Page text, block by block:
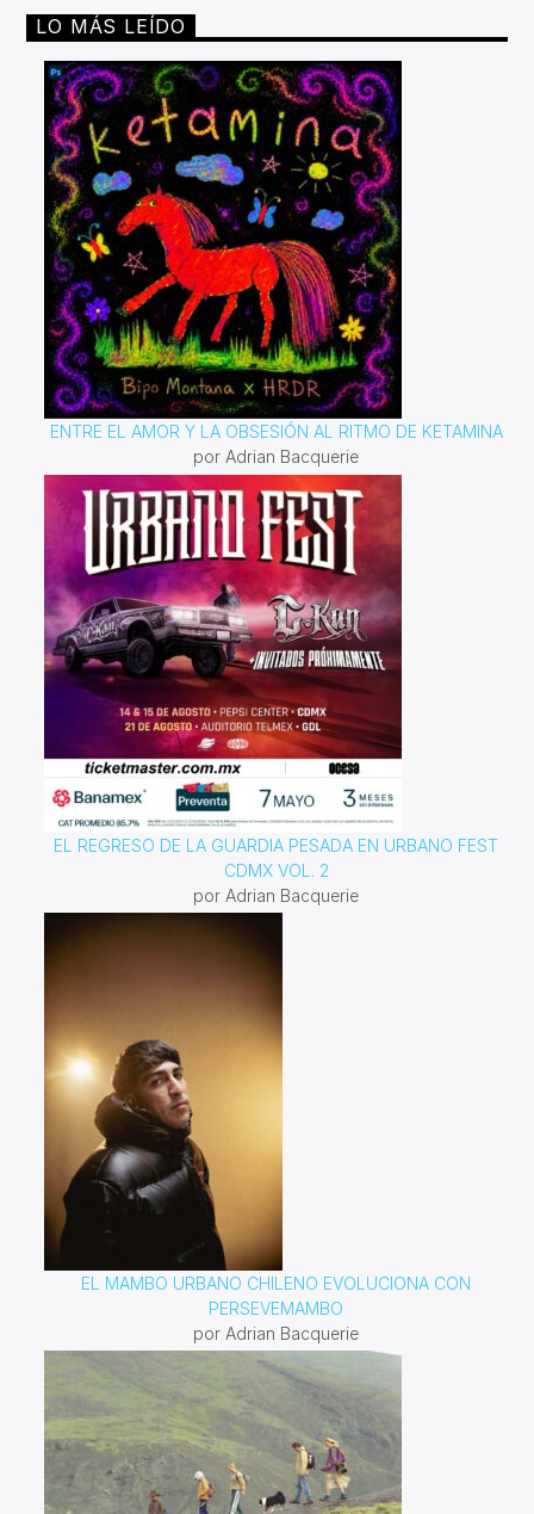
LO MÁS LEÍDO
ENTRE EL AMOR Y LA OBSESIÓN AL RITMO DE KETAMINA
por Adrian Bacquerie
EL REGRESO DE LA GUARDIA PESADA EN URBANO FEST
CDMX VOL. 2
por Adrian Bacquerie
EL MAMBO URBANO CHILENO EVOLUCIONA CON
PERSEVEMAMBO
por Adrian Bacquerie